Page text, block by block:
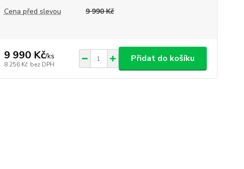
Cena před slevou
9 990 Kč
9 990 Kč/ks
8 256 Kč bez DPH
Přidat do košíku